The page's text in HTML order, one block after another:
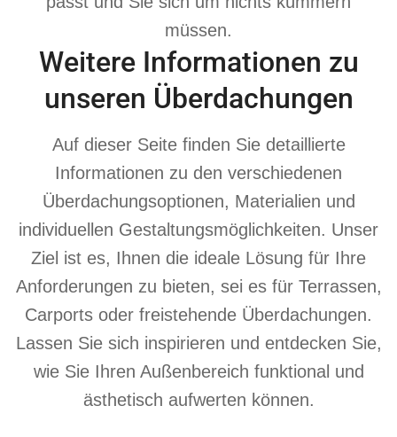
müssen.
Weitere Informationen zu
unseren Überdachungen
Auf dieser Seite finden Sie detaillierte
Informationen zu den verschiedenen
Überdachungsoptionen, Materialien und
individuellen Gestaltungsmöglichkeiten. Unser
Ziel ist es, Ihnen die ideale Lösung für Ihre
Anforderungen zu bieten, sei es für Terrassen,
Carports oder freistehende Überdachungen.
Lassen Sie sich inspirieren und entdecken Sie,
wie Sie Ihren Außenbereich funktional und
ästhetisch aufwerten können.